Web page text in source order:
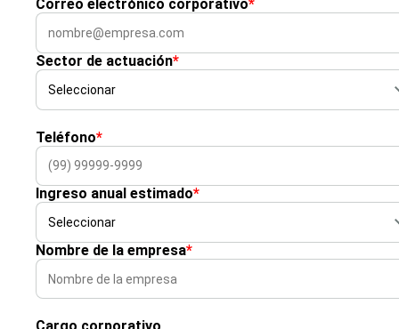
Correo electrónico corporativo*
Sector de actuación*
Teléfono*
Ingreso anual estimado*
Nombre de la empresa*